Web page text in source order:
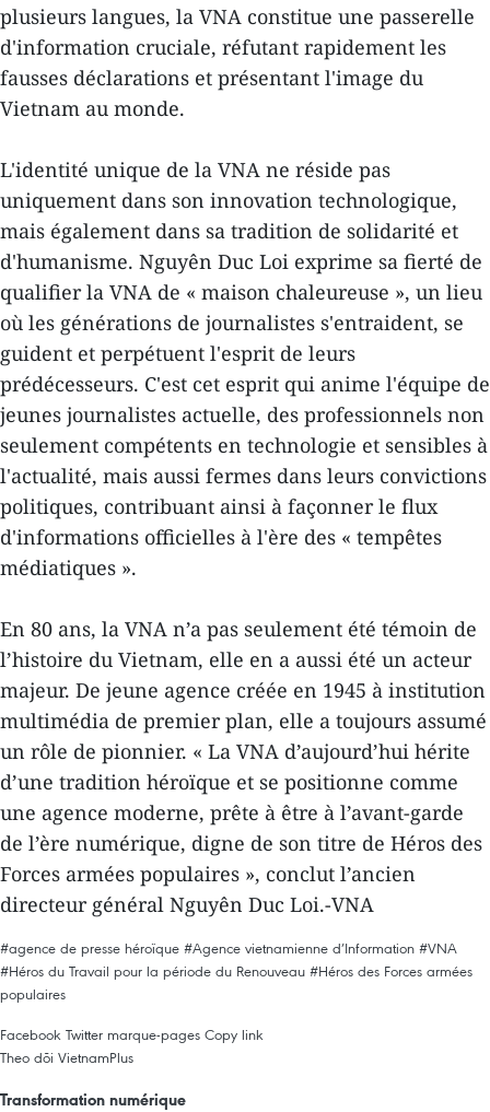
plusieurs langues, la VNA constitue une passerelle
d'information cruciale, réfutant rapidement les
fausses déclarations et présentant l'image du
Vietnam au monde.
L'identité unique de la VNA ne réside pas
uniquement dans son innovation technologique,
mais également dans sa tradition de solidarité et
d'humanisme. Nguyên Duc Loi exprime sa fierté de
qualifier la VNA de « maison chaleureuse », un lieu
où les générations de journalistes s'entraident, se
guident et perpétuent l'esprit de leurs
prédécesseurs. C'est cet esprit qui anime l'équipe de
jeunes journalistes actuelle, des professionnels non
seulement compétents en technologie et sensibles à
l'actualité, mais aussi fermes dans leurs convictions
politiques, contribuant ainsi à façonner le flux
d'informations officielles à l'ère des « tempêtes
médiatiques ».
En 80 ans, la VNA n’a pas seulement été témoin de
l’histoire du Vietnam, elle en a aussi été un acteur
majeur. De jeune agence créée en 1945 à institution
multimédia de premier plan, elle a toujours assumé
un rôle de pionnier. « La VNA d’aujourd’hui hérite
d’une tradition héroïque et se positionne comme
une agence moderne, prête à être à l’avant-garde
de l’ère numérique, digne de son titre de Héros des
Forces armées populaires », conclut l’ancien
directeur général Nguyên Duc Loi.-VNA
#agence de presse héroïque #Agence vietnamienne d’Information #VNA
#Héros du Travail pour la période du Renouveau #Héros des Forces armées
populaires
Facebook Twitter marque-pages Copy link
Theo dõi VietnamPlus
Transformation numérique